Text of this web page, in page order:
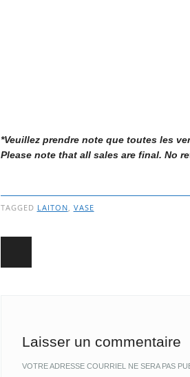
*Veuillez prendre note que toutes les
Please note that all sales are final. No
TAGGED LAITON, VASE
Post navigation
Laisser un commentaire
VOTRE ADRESSE COURRIEL NE SERA PAS